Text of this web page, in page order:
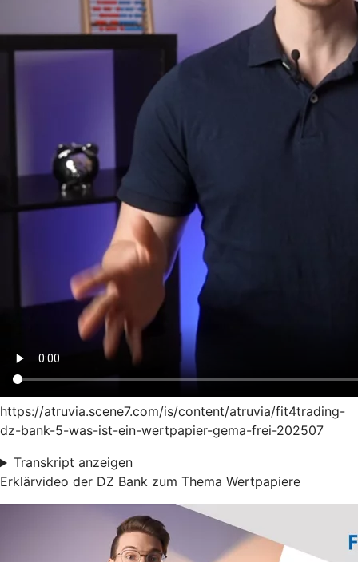
https://atruvia.scene7.com/is/content/atruvia/fit4trading-
dz-bank-5-was-ist-ein-wertpapier-gema-frei-202507
Transkript anzeigen
Erklärvideo der DZ Bank zum Thema Wertpapiere